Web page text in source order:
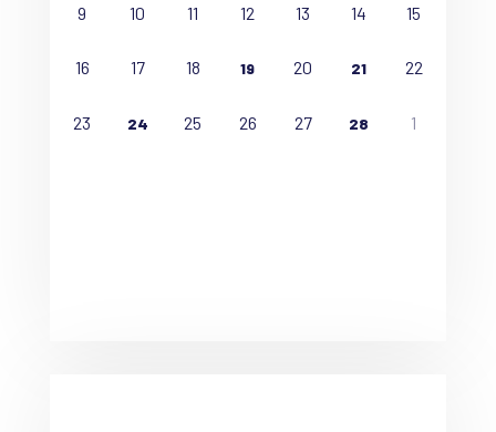
9 10 11 12 13 14 15
16 17 18 19 20 21 22
23 24 25 26 27 28 1